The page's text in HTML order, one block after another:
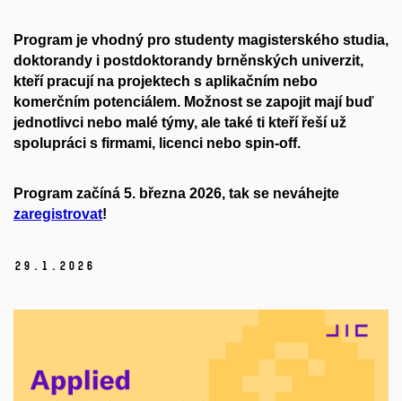
Program je vhodný pro studenty magisterského studia,
doktorandy i postdoktorandy brněnských univerzit,
kteří pracují na projektech s aplikačním nebo
komerčním potenciálem. Možnost se zapojit mají buď
jednotlivci nebo malé týmy, ale také ti kteří řeší už
spolupráci s firmami, licenci nebo spin-off.
Program začíná 5. března 2026, tak se neváhejte
zaregistrovat!
29. 1. 2026